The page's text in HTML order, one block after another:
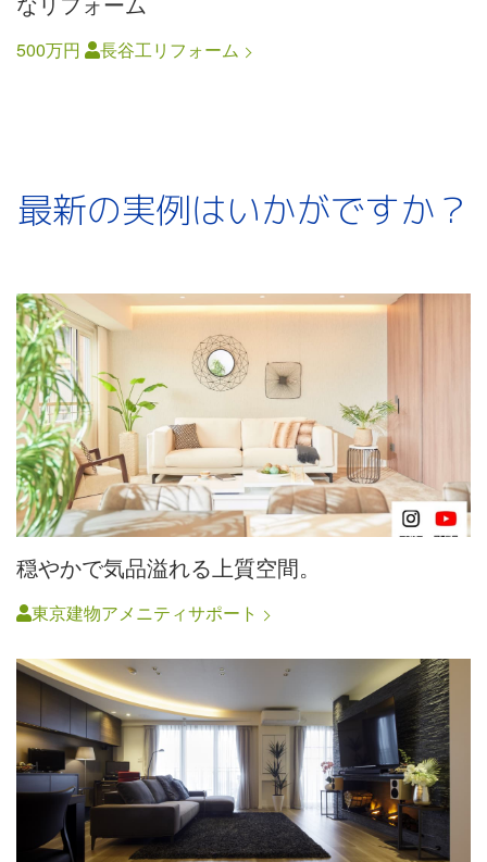
500万円 長谷工リフォーム
最新の実例はいかがですか？
穏やかで気品溢れる上質空間。
東京建物アメニティサポート